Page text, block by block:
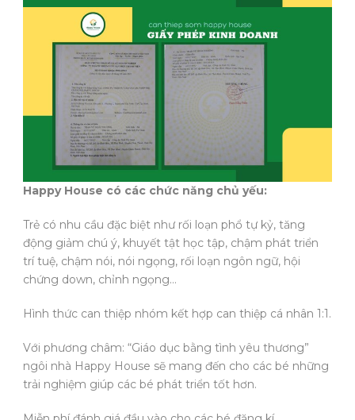
Happy House có các chức năng chủ yếu:
Trẻ có nhu cầu đặc biệt như rối loạn phổ tự kỷ, tăng
động giảm chú ý, khuyết tật học tập, chậm phát triển
trí tuệ, chậm nói, nói ngọng, rối loạn ngôn ngữ, hội
chứng down, chỉnh ngọng…
Hình thức can thiệp nhóm kết hợp can thiệp cá nhân 1:1.
Với phương châm: “Giáo dục bằng tình yêu thương”
ngôi nhà Happy House sẽ mang đến cho các bé những
trải nghiệm giúp các bé phát triển tốt hơn.